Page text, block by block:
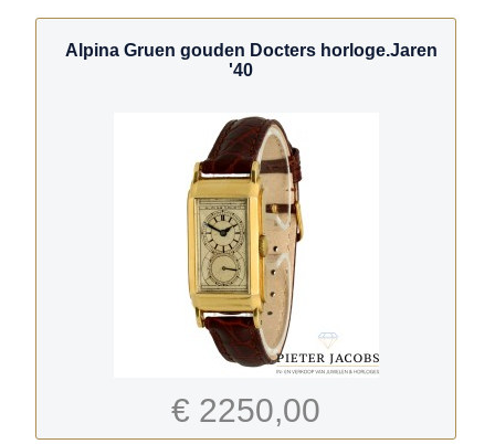
Alpina Gruen gouden Docters horloge.Jaren
'40
€ 2250,00